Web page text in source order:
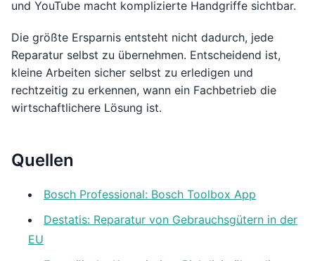
und YouTube macht komplizierte Handgriffe sichtbar.
Die größte Ersparnis entsteht nicht dadurch, jede
Reparatur selbst zu übernehmen. Entscheidend ist,
kleine Arbeiten sicher selbst zu erledigen und
rechtzeitig zu erkennen, wann ein Fachbetrieb die
wirtschaftlichere Lösung ist.
Quellen
Bosch Professional: Bosch Toolbox App
Destatis: Reparatur von Gebrauchsgütern in der
EU